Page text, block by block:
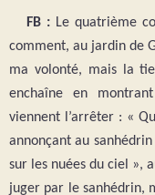
FB : Le quatrième
comment, au jardin de
ma volonté, mais la
enchaîne en
viennent l’arrêter : «
annonçant au
sur les nuées du ciel »,
juger par le sanhédrin,